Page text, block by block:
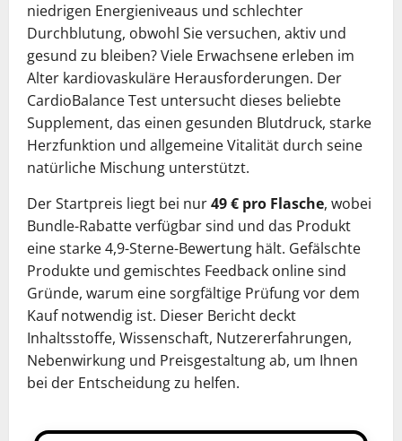
niedrigen Energieniveaus und schlechter
Durchblutung, obwohl Sie versuchen, aktiv und
gesund zu bleiben? Viele Erwachsene erleben im
Alter kardiovaskuläre Herausforderungen. Der
CardioBalance Test untersucht dieses beliebte
Supplement, das einen gesunden Blutdruck, starke
Herzfunktion und allgemeine Vitalität durch seine
natürliche Mischung unterstützt.
Der Startpreis liegt bei nur49 € pro Flasche, wobei
Bundle-Rabatte verfügbar sind und das Produkt
eine starke 4,9-Sterne-Bewertung hält. Gefälschte
Produkte und gemischtes Feedback online sind
Gründe, warum eine sorgfältige Prüfung vor dem
Kauf notwendig ist. Dieser Bericht deckt
Inhaltsstoffe, Wissenschaft, Nutzererfahrungen,
Nebenwirkung und Preisgestaltung ab, um Ihnen
bei der Entscheidung zu helfen.